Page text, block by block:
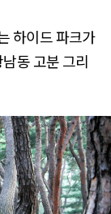
하이드 파크가
동 고분 그리